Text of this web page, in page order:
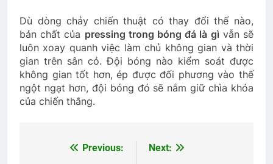
Dù dòng chảy chiến thuật có thay đổi thế nào,
bản chất của pressing trong bóng đá là gì vẫn sẽ
luôn xoay quanh việc làm chủ không gian và thời
gian trên sân cỏ. Đội bóng nào kiểm soát được
không gian tốt hơn, ép được đối phương vào thế
ngột ngạt hơn, đội bóng đó sẽ nắm giữ chìa khóa
của chiến thắng.
Previous:
Next: